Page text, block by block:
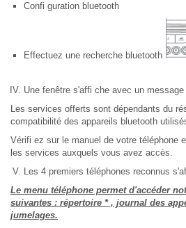
Confi guration bluetooth
Effectuez une recherche bluetooth
Une fenêtre s'affi che avec un
Les services offerts sont dépendants du
compatibilité des appareils bluetooth
Vérifi ez sur le manuel de votre téléphone
les services auxquels vous avez accès.
Les 4 premiers téléphones reconnus
Le menu téléphone permet d'accéder
suivantes : répertoire * , journal des
jumelages.